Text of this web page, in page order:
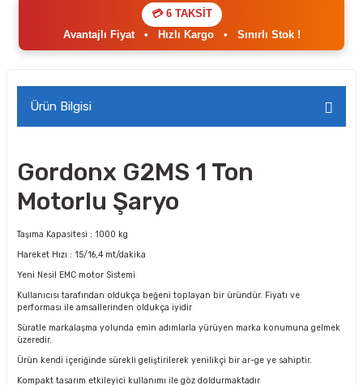
💳 6 TAKSİT
Avantajlı Fiyat• Hızlı Kargo• Sınırlı Stok !
Ürün Bilgisi
Gordonx G2MS 1 Ton
Motorlu Şaryo
Taşıma Kapasitesi : 1000 kg
Hareket Hızı : 15/16,4 mt/dakika
Yeni Nesil EMC motor Sistemi
Kullanıcısı tarafından oldukça beğeni toplayan bir üründür. Fiyatı ve
performası ile amsallerinden oldukça iyidir
Süratle markalaşma yolunda emin adımlarla yürüyen marka konumuna gelmek
üzeredir.
Ürün kendi içeriğinde sürekli geliştirilerek yenilikçi bir ar-ge ye sahiptir.
Kompakt tasarım etkileyici kullanımı ile göz doldurmaktadır